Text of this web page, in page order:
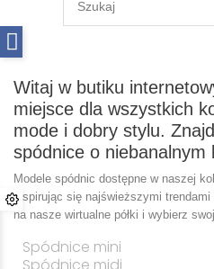
Witaj w butiku
miejsce dla wszystkich
mode i dobry stylu.
spódnice o niebanalnym
Modele spódnic dostępne w naszej
inspirując się najświeższymi
na nasze wirtualne półki i wybierz
Spódnice mini